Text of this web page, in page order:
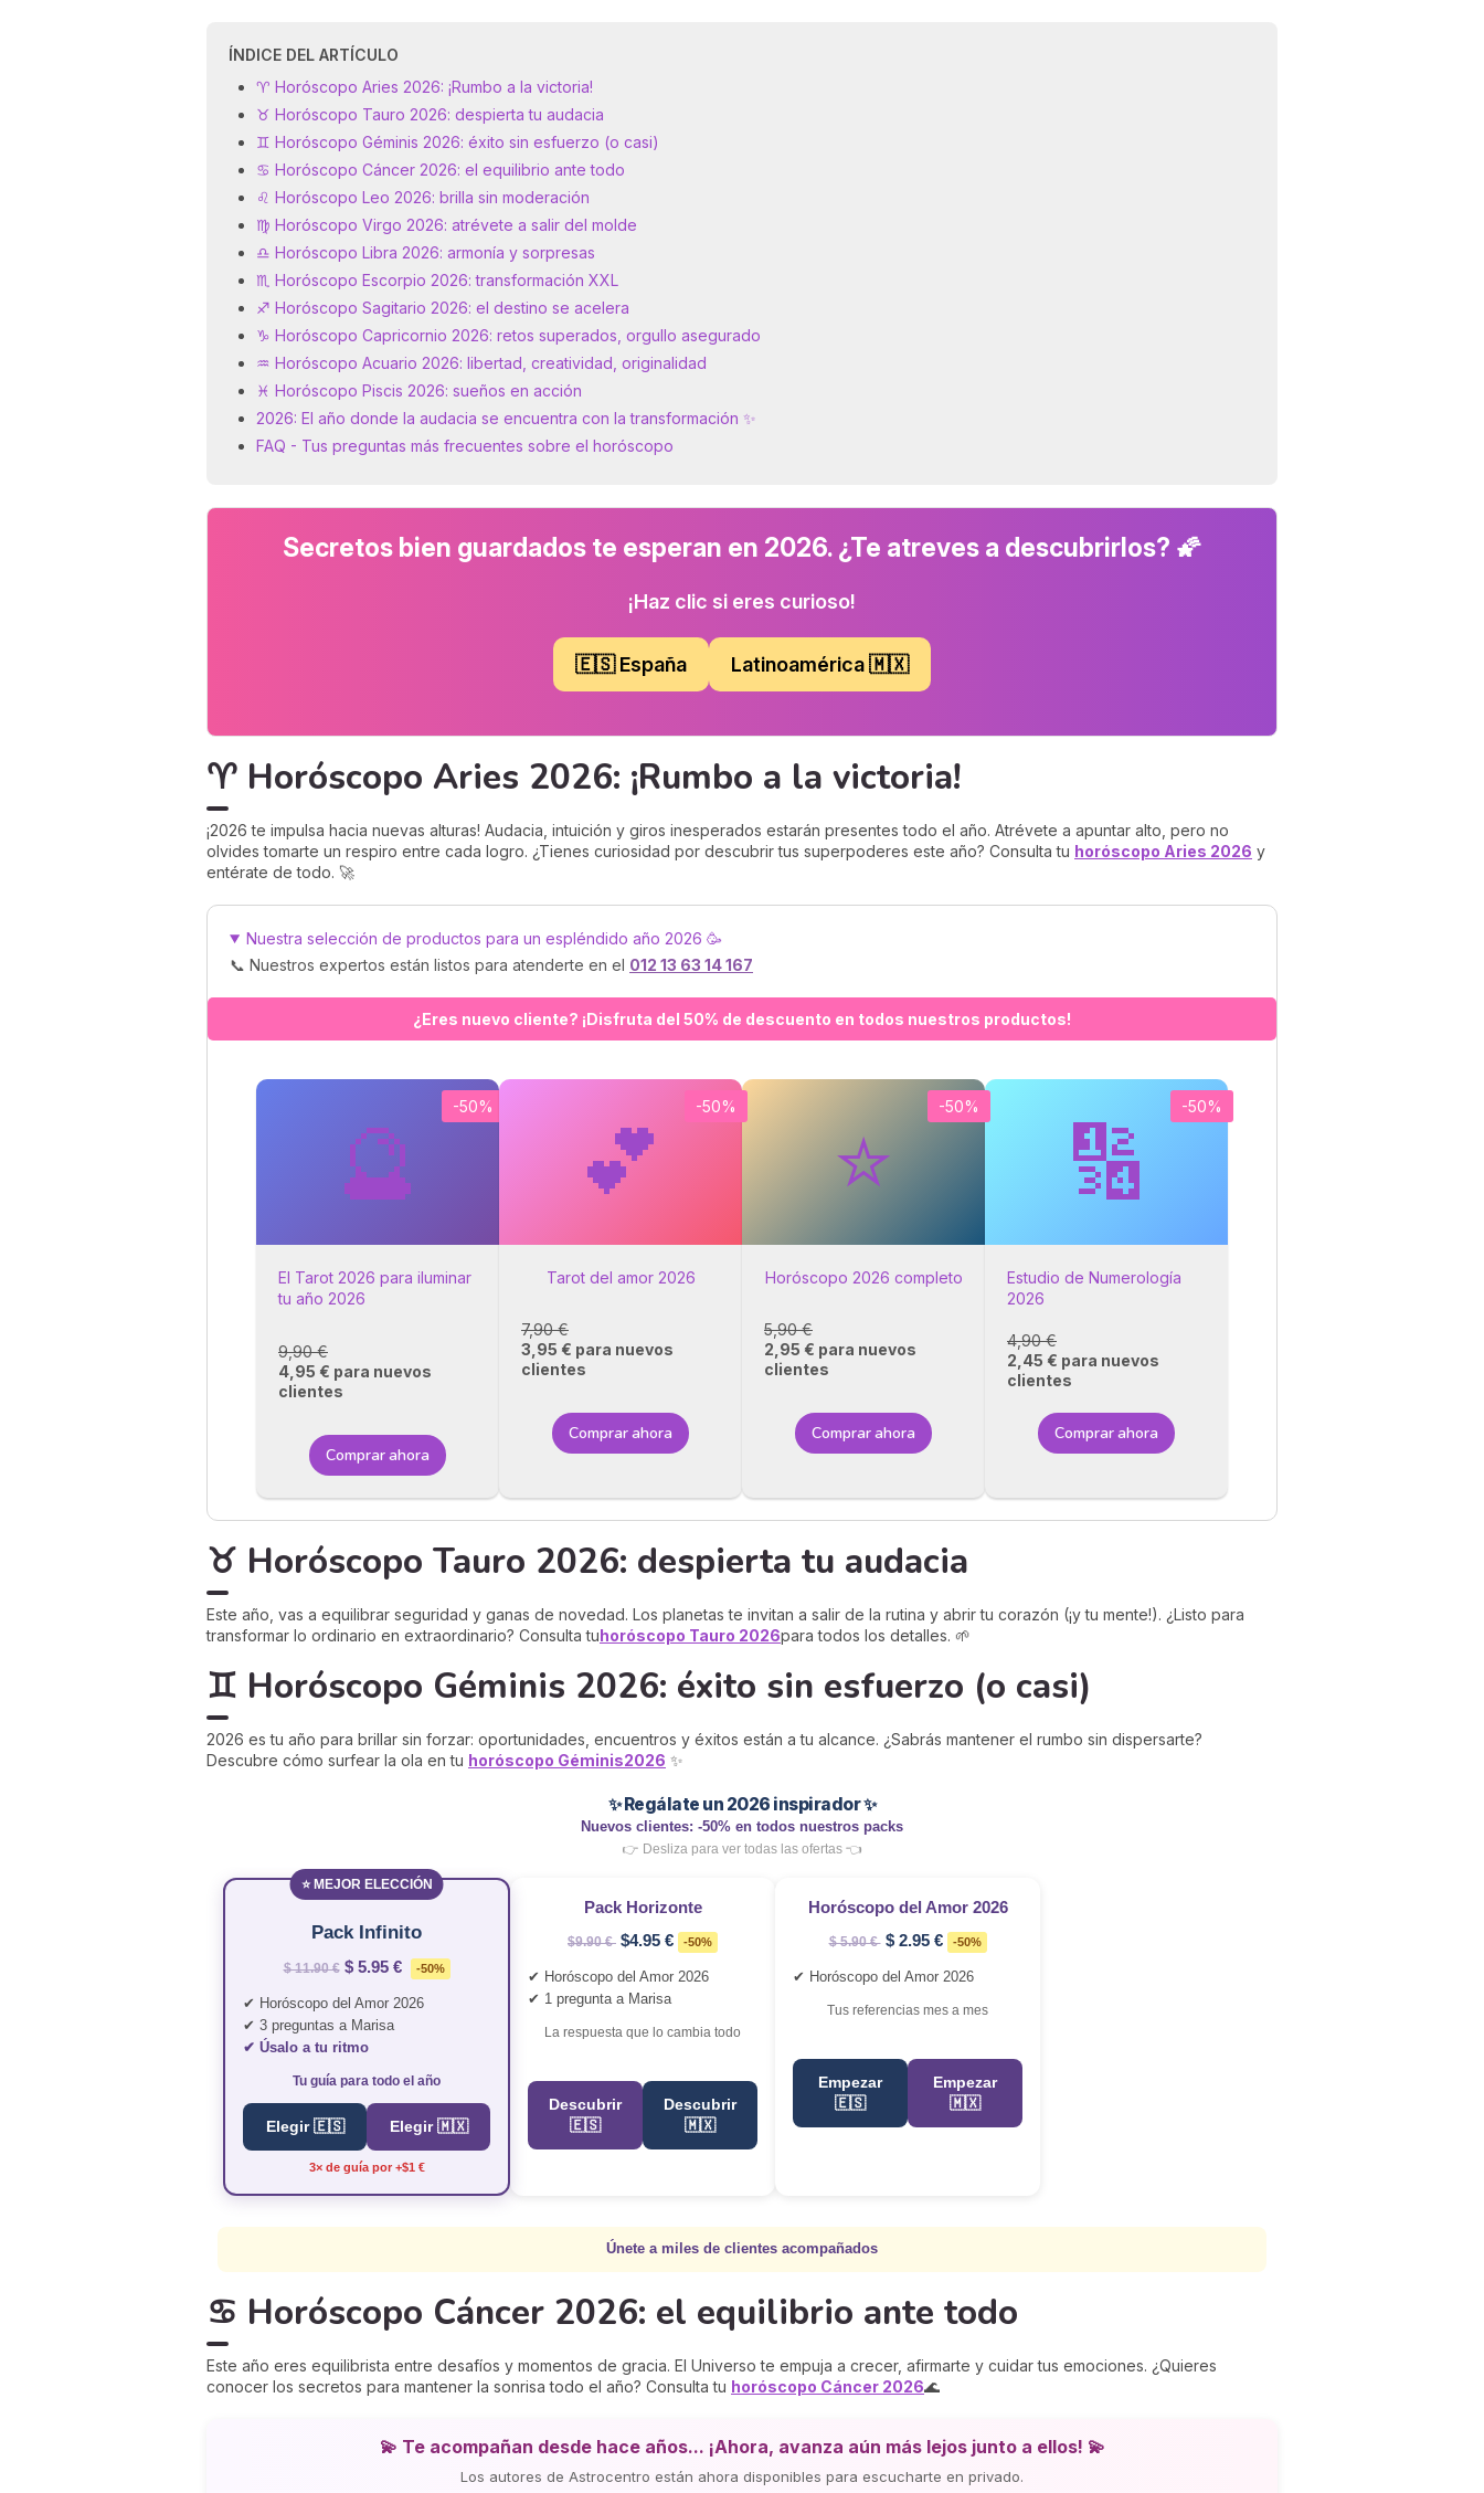
ÍNDICE DEL ARTÍCULO
♈ Horóscopo Aries 2026: ¡Rumbo a la victoria!
♉ Horóscopo Tauro 2026: despierta tu audacia
♊ Horóscopo Géminis 2026: éxito sin esfuerzo (o casi)
♋ Horóscopo Cáncer 2026: el equilibrio ante todo
♌ Horóscopo Leo 2026: brilla sin moderación
♍ Horóscopo Virgo 2026: atrévete a salir del molde
♎ Horóscopo Libra 2026: armonía y sorpresas
♏ Horóscopo Escorpio 2026: transformación XXL
♐ Horóscopo Sagitario 2026: el destino se acelera
♑ Horóscopo Capricornio 2026: retos superados, orgullo asegurado
♒ Horóscopo Acuario 2026: libertad, creatividad, originalidad
♓ Horóscopo Piscis 2026: sueños en acción
2026: El año donde la audacia se encuentra con la transformación ✨
FAQ - Tus preguntas más frecuentes sobre el horóscopo
Secretos bien guardados te esperan en 2026. ¿Te atreves a descubrirlos? 🌠
¡Haz clic si eres curioso!
🇪🇸 España Latinoamérica 🇲🇽
♈ Horóscopo Aries 2026: ¡Rumbo a la victoria!
¡2026 te impulsa hacia nuevas alturas! Audacia, intuición y giros inesperados estarán presentes todo el año. Atrévete a apuntar alto, pero no
olvides tomarte un respiro entre cada logro. ¿Tienes curiosidad por descubrir tus superpoderes este año? Consulta tu horóscopo Aries 2026 y
entérate de todo. 🚀
Nuestra selección de productos para un espléndido año 2026 🥳
📞 Nuestros expertos están listos para atenderte en el 012 13 63 14 167
¿Eres nuevo cliente? ¡Disfruta del 50% de descuento en todos nuestros productos!
-50%
🔮
El Tarot 2026 para iluminar
tu año 2026
9,90 €
4,95 € para nuevos
clientes
Comprar ahora
-50%
💕
Tarot del amor 2026
7,90 €
3,95 € para nuevos
clientes
Comprar ahora
-50%
⭐
Horóscopo 2026 completo
5,90 €
2,95 € para nuevos
clientes
Comprar ahora
-50%
🔢
Estudio de Numerología
2026
4,90 €
2,45 € para nuevos
clientes
Comprar ahora
♉ Horóscopo Tauro 2026: despierta tu audacia
Este año, vas a equilibrar seguridad y ganas de novedad. Los planetas te invitan a salir de la rutina y abrir tu corazón (¡y tu mente!). ¿Listo para
transformar lo ordinario en extraordinario? Consulta tuhoróscopo Tauro 2026para todos los detalles. 🌱
♊ Horóscopo Géminis 2026: éxito sin esfuerzo (o casi)
2026 es tu año para brillar sin forzar: oportunidades, encuentros y éxitos están a tu alcance. ¿Sabrás mantener el rumbo sin dispersarte?
Descubre cómo surfear la ola en tu horóscopo Géminis2026 ✨
✨ Regálate un 2026 inspirador ✨
Nuevos clientes: -50% en todos nuestros packs
👉 Desliza para ver todas las ofertas 👈
⭐ MEJOR ELECCIÓN
Pack Infinito
$ 11.90 € $ 5.95 € -50%
✔ Horóscopo del Amor 2026
✔ 3 preguntas a Marisa
✔ Úsalo a tu ritmo
Tu guía para todo el año
Elegir 🇪🇸 Elegir 🇲🇽
3× de guía por +$1 €
Pack Horizonte
$9.90 € $4.95 € -50%
✔ Horóscopo del Amor 2026
✔ 1 pregunta a Marisa
La respuesta que lo cambia todo
Descubrir
🇪🇸
Descubrir
🇲🇽
Horóscopo del Amor 2026
$ 5.90 € $ 2.95 € -50%
✔ Horóscopo del Amor 2026
Tus referencias mes a mes
Empezar
🇪🇸
Empezar
🇲🇽
Únete a miles de clientes acompañados
♋ Horóscopo Cáncer 2026: el equilibrio ante todo
Este año eres equilibrista entre desafíos y momentos de gracia. El Universo te empuja a crecer, afirmarte y cuidar tus emociones. ¿Quieres
conocer los secretos para mantener la sonrisa todo el año? Consulta tu horóscopo Cáncer 2026🌊
💫 Te acompañan desde hace años... ¡Ahora, avanza aún más lejos junto a ellos! 💫
Los autores de Astrocentro están ahora disponibles para escucharte en privado.